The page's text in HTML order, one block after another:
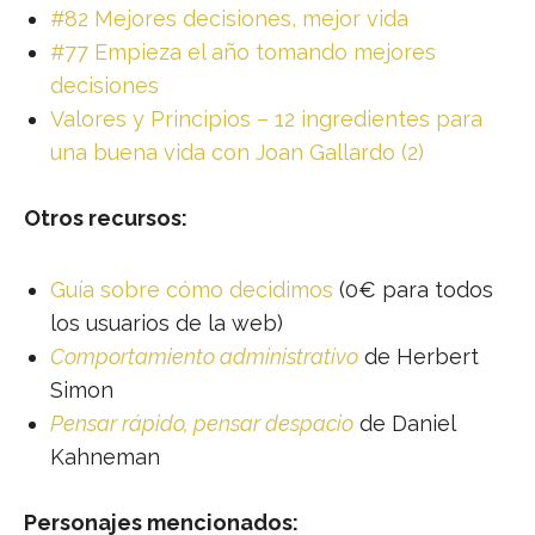
#82 Mejores decisiones, mejor vida
#77 Empieza el año tomando mejores
decisiones
Valores y Principios – 12 ingredientes para
una buena vida con Joan Gallardo (2)
Otros recursos:
Guía sobre cómo decidimos (0€ para todos
los usuarios de la web)
Comportamiento administrativode Herbert
Simon
Pensar rápido, pensar despaciode Daniel
Kahneman
Personajes mencionados: